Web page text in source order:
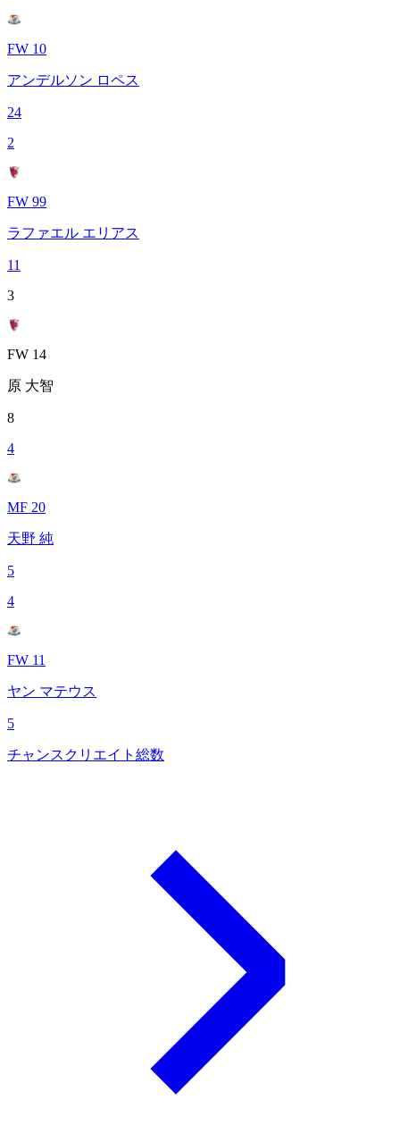
FW 10
アンデルソン ロペス
24
2
FW 99
ラファエル エリアス
11
3
FW 14
原 大智
8
4
MF 20
天野 純
5
4
FW 11
ヤン マテウス
5
チャンスクリエイト総数